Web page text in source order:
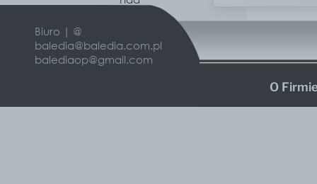
Biuro | @
baledia@baledia.com.pl
balediaop@gmail.com
O